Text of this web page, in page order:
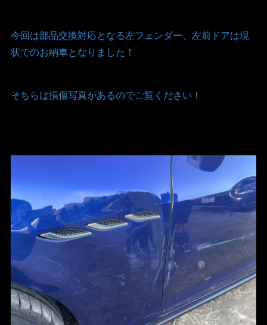
今回は部品交換対応となる左フェンダー、左前ドアは現
状でのお納車となりました！
そちらは損傷写真があるのでご覧ください！